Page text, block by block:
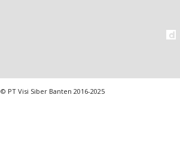
© PT Visi Siber Banten 2016-2025